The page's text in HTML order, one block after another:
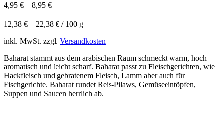
4,95 € – 8,95 €
12,38 € – 22,38 € / 100 g
inkl. MwSt. zzgl. Versandkosten
Baharat stammt aus dem arabischen Raum schmeckt warm, hoch
aromatisch und leicht scharf. Baharat passt zu Fleischgerichten, wie
Hackfleisch und gebratenem Fleisch, Lamm aber auch für
Fischgerichte. Baharat rundet Reis-Pilaws, Gemüseeintöpfen,
Suppen und Saucen herrlich ab.